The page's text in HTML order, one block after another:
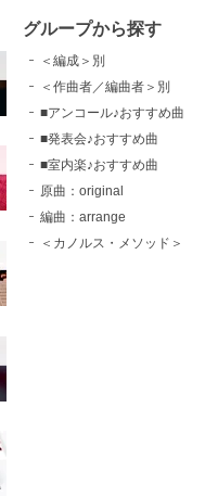
グループから探す
＜編成＞別
＜作曲者／編曲者＞別
■アンコール♪おすすめ曲
■発表会♪おすすめ曲
■室内楽♪おすすめ曲
原曲：original
編曲：arrange
＜カノルス・メソッド＞